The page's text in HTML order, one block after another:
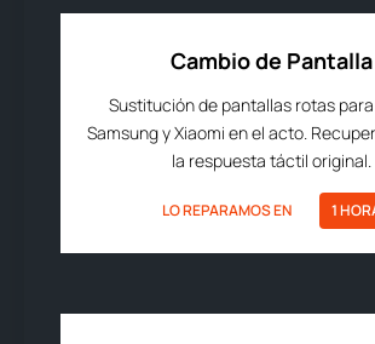
Cambio de Pantalla
Sustitución de pantallas rotas para
Samsung y Xiaomi en el acto.
la respuesta táctil original.
LO REPARAMOS EN 1